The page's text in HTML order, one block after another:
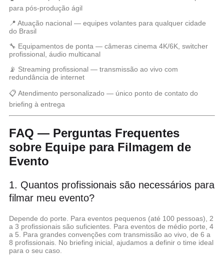
para pós-produção ágil
📍 Atuação nacional — equipes volantes para qualquer cidade
do Brasil
🔧 Equipamentos de ponta — câmeras cinema 4K/6K, switcher
profissional, áudio multicanal
📡 Streaming profissional — transmissão ao vivo com
redundância de internet
📋 Atendimento personalizado — único ponto de contato do
briefing à entrega
FAQ — Perguntas Frequentes
sobre Equipe para Filmagem de
Evento
1. Quantos profissionais são necessários para
filmar meu evento?
Depende do porte. Para eventos pequenos (até 100 pessoas), 2
a 3 profissionais são suficientes. Para eventos de médio porte, 4
a 5. Para grandes convenções com transmissão ao vivo, de 6 a
8 profissionais. No briefing inicial, ajudamos a definir o time ideal
para o seu caso.